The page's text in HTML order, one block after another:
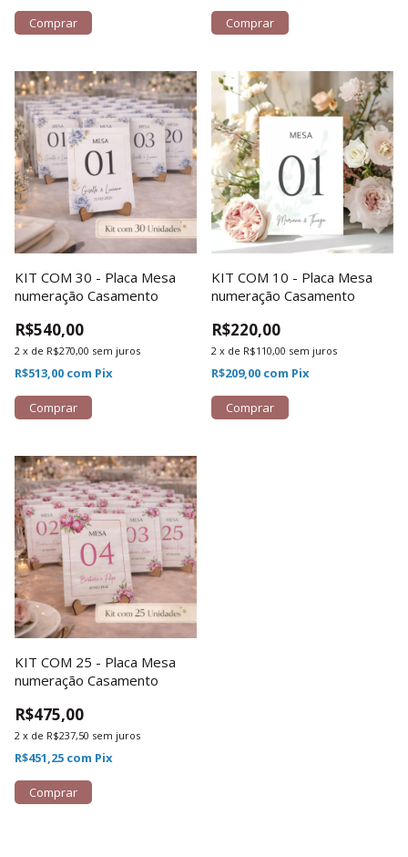
KIT COM 30 - Placa Mesa
numeração Casamento
R$540,00
2 x de R$270,00 sem juros
R$513,00 com Pix
KIT COM 10 - Placa Mesa
numeração Casamento
R$220,00
2 x de R$110,00 sem juros
R$209,00 com Pix
KIT COM 25 - Placa Mesa
numeração Casamento
R$475,00
2 x de R$237,50 sem juros
R$451,25 com Pix